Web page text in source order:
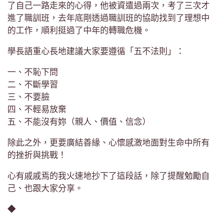
了自己一路走來的心得，他被資遣過兩次，考了三次才
進了職訓班，去年底剛透過職訓班的協助找到了理想中
的工作，順利挺過了中年的轉職危機。
學長語重心長地建議大家要遵循「五不法則」：
一、不恥下問
二、不斷學習
三、不要臉
四、不輕易放棄
五、不能沒有妳（親人、價值、信念）
除此之外，更要廣結善緣、心懷感激地面對生命中所有
的挫折與挑戰！
心有戚戚焉的我火速地抄下了這段話，除了提醒勉勵自
己、也跟大家分享。
◆